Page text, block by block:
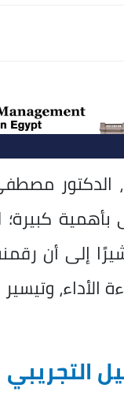
الدكتور
إلى أن
الأداء،
التجريبي